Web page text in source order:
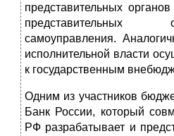
представительных
представительных
самоуправления.
исполнительной власти
к государственным
Одним из участников
Банк России, который
РФ разрабатывает и